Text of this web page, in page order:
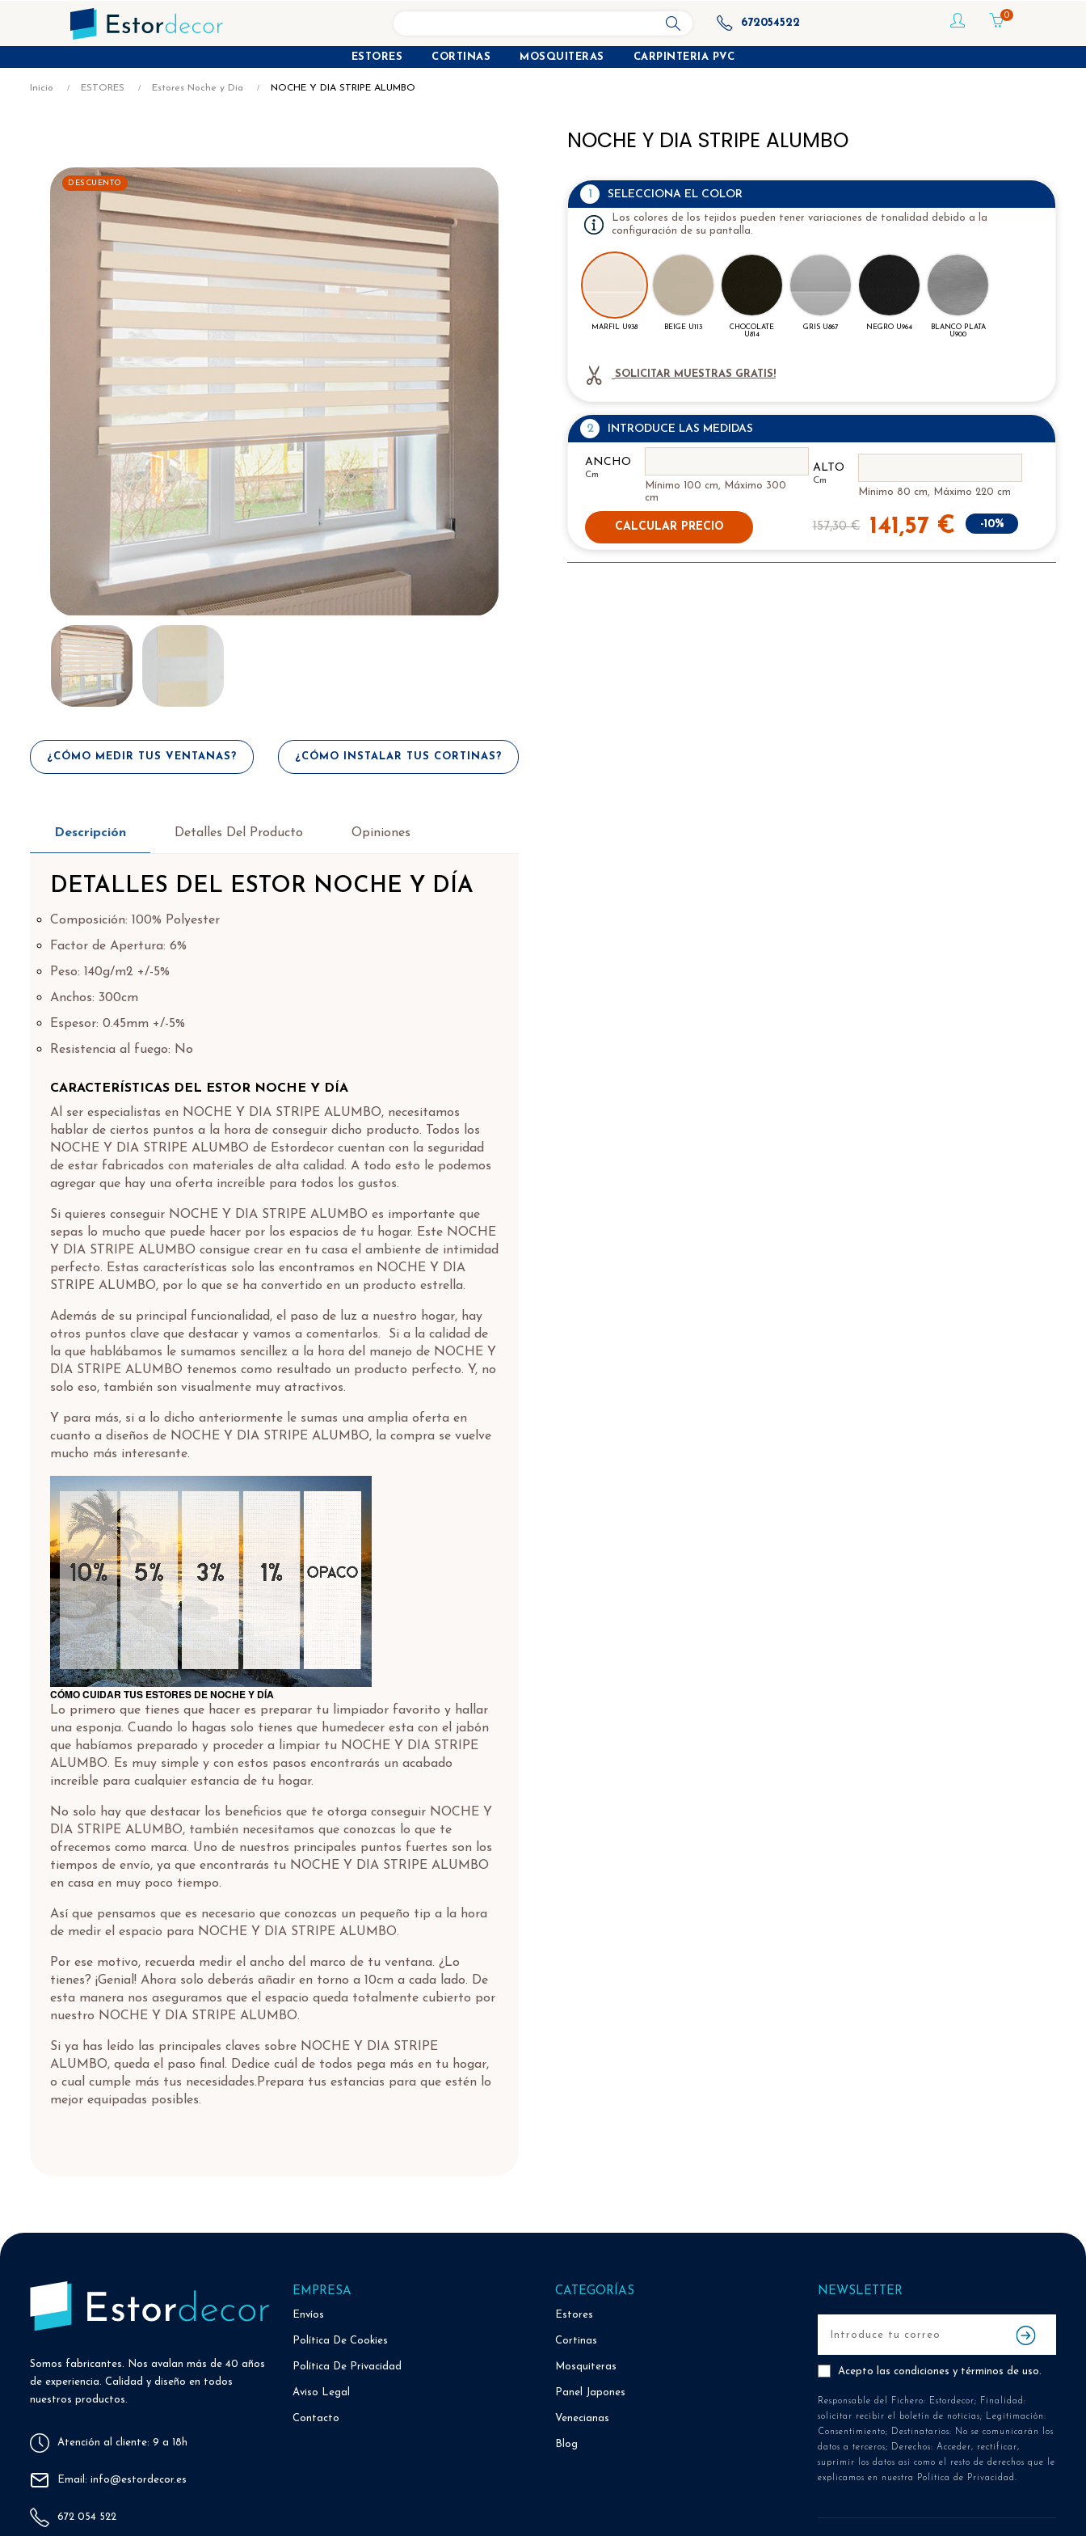
672054522
0
ESTORES CORTINAS MOSQUITERAS CARPINTERIA PVC
Inicio ESTORES Estores Noche y Dia NOCHE Y DIA STRIPE ALUMBO
NOCHE Y DIA STRIPE ALUMBO
DESCUENTO
¿CÓMO MEDIR TUS VENTANAS? ¿CÓMO INSTALAR TUS CORTINAS?
Descripción Detalles Del Producto Opiniones
DETALLES DEL ESTOR NOCHE Y DÍA
Composición: 100% Polyester
Factor de Apertura: 6%
Peso: 140g/m2 +/-5%
Anchos: 300cm
Espesor: 0.45mm +/-5%
Resistencia al fuego: No
CARACTERÍSTICAS DEL ESTOR NOCHE Y DÍA
Al ser especialistas en NOCHE Y DIA STRIPE ALUMBO, necesitamos
hablar de ciertos puntos a la hora de conseguir dicho producto. Todos los
NOCHE Y DIA STRIPE ALUMBO de Estordecor cuentan con la seguridad
de estar fabricados con materiales de alta calidad. A todo esto le podemos
agregar que hay una oferta increíble para todos los gustos.
Si quieres conseguir NOCHE Y DIA STRIPE ALUMBO es importante que
sepas lo mucho que puede hacer por los espacios de tu hogar. Este NOCHE
Y DIA STRIPE ALUMBO consigue crear en tu casa el ambiente de intimidad
perfecto. Estas características solo las encontramos en NOCHE Y DIA
STRIPE ALUMBO, por lo que se ha convertido en un producto estrella.
Además de su principal funcionalidad, el paso de luz a nuestro hogar, hay
otros puntos clave que destacar y vamos a comentarlos. Si a la calidad de
la que hablábamos le sumamos sencillez a la hora del manejo de NOCHE Y
DIA STRIPE ALUMBO tenemos como resultado un producto perfecto. Y, no
solo eso, también son visualmente muy atractivos.
Y para más, si a lo dicho anteriormente le sumas una amplia oferta en
cuanto a diseños de NOCHE Y DIA STRIPE ALUMBO, la compra se vuelve
mucho más interesante.
CÓMO CUIDAR TUS ESTORES DE NOCHE Y DÍA
Lo primero que tienes que hacer es preparar tu limpiador favorito y hallar
una esponja. Cuando lo hagas solo tienes que humedecer esta con el jabón
que habíamos preparado y proceder a limpiar tu NOCHE Y DIA STRIPE
ALUMBO. Es muy simple y con estos pasos encontrarás un acabado
increíble para cualquier estancia de tu hogar.
No solo hay que destacar los beneficios que te otorga conseguir NOCHE Y
DIA STRIPE ALUMBO, también necesitamos que conozcas lo que te
ofrecemos como marca. Uno de nuestros principales puntos fuertes son los
tiempos de envío, ya que encontrarás tu NOCHE Y DIA STRIPE ALUMBO
en casa en muy poco tiempo.
Así que pensamos que es necesario que conozcas un pequeño tip a la hora
de medir el espacio para NOCHE Y DIA STRIPE ALUMBO.
Por ese motivo, recuerda medir el ancho del marco de tu ventana. ¿Lo
tienes? ¡Genial! Ahora solo deberás añadir en torno a 10cm a cada lado. De
esta manera nos aseguramos que el espacio queda totalmente cubierto por
nuestro NOCHE Y DIA STRIPE ALUMBO.
Si ya has leído las principales claves sobre NOCHE Y DIA STRIPE
ALUMBO, queda el paso final. Dedice cuál de todos pega más en tu hogar,
o cual cumple más tus necesidades.Prepara tus estancias para que estén lo
mejor equipadas posibles.
1 SELECCIONA EL COLOR
Los colores de los tejidos pueden tener variaciones de tonalidad debido a la
configuración de su pantalla.
MARFIL U938 BEIGE U113
CHOCOLATE
U814
GRIS U867 NEGRO U964
BLANCO PLATA
U900
SOLICITAR MUESTRAS GRATIS!
2 INTRODUCE LAS MEDIDAS
ANCHO
Cm
Mínimo 100 cm, Máximo 300
cm
ALTO
Cm
Mínimo 80 cm, Máximo 220 cm
CALCULAR PRECIO 157,30 € 141,57 € -10%
Somos fabricantes. Nos avalan más de 40 años
de experiencia. Calidad y diseño en todos
nuestros productos.
Atención al cliente: 9 a 18h
Email: info@estordecor.es
672 054 522
EMPRESA
Envíos
Política De Cookies
Política De Privacidad
Aviso Legal
Contacto
CATEGORÍAS
Estores
Cortinas
Mosquiteras
Panel Japones
Venecianas
Blog
NEWSLETTER
Acepto las condiciones y términos de uso.
Responsable del Fichero: Estordecor; Finalidad:
solicitar recibir el boletín de noticias; Legitimación:
Consentimiento; Destinatarios: No se comunicarán los
datos a terceros; Derechos: Acceder, rectificar,
suprimir los datos así como el resto de derechos que le
explicamos en nuestra Política de Privacidad.